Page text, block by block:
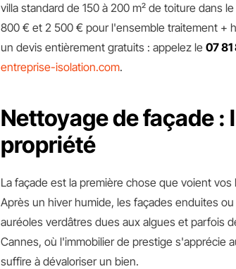
villa standard de 150 à 200 m² de toiture dans
800 € et 2 500 € pour l'ensemble traitement +
un devis entièrement gratuits : appelez le 07
entreprise-isolation.com.
Nettoyage de façade
propriété
La façade est la première chose que voient
Après un hiver humide, les façades enduites
auréoles verdâtres dues aux algues et parfois
Cannes, où l'immobilier de prestige s'apprécie
suffire à dévaloriser un bien.